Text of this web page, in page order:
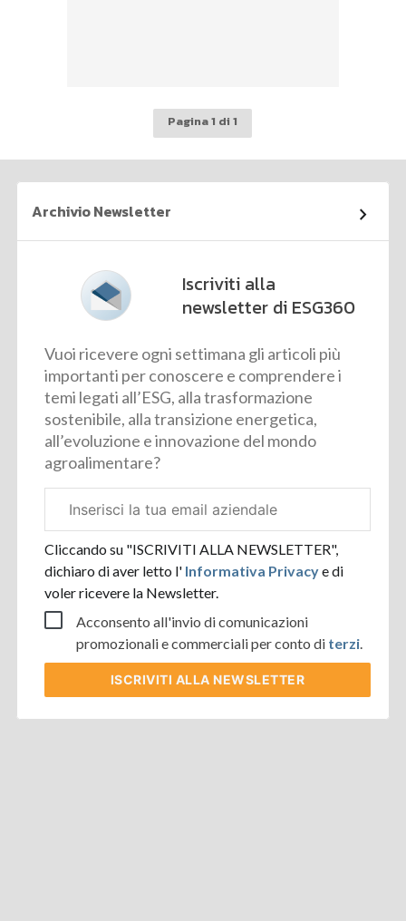
Pagina 1 di 1
Archivio Newsletter
Iscriviti alla
newsletter di ESG360
Vuoi ricevere ogni settimana gli articoli più
importanti per conoscere e comprendere i
temi legati all’ESG, alla trasformazione
sostenibile, alla transizione energetica,
all’evoluzione e innovazione del mondo
agroalimentare?
aziendale
Cliccando su "ISCRIVITI ALLA NEWSLETTER",
dichiaro di aver letto l' Informativa Privacye di
voler ricevere la Newsletter.
Acconsento all'invio di comunicazioni
promozionali e commerciali per conto di terzi
ISCRIVITI ALLA NEWSLETTER